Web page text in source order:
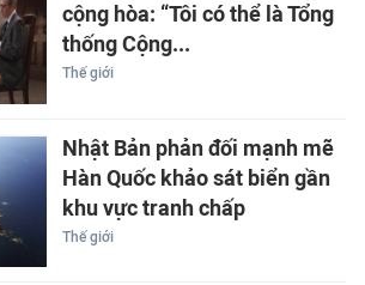
cộng hòa: “Tôi có thể là Tổng
thống Cộng...
Thế giới
Nhật Bản phản đối mạnh mẽ
Hàn Quốc khảo sát biển gần
khu vực tranh chấp
Thế giới